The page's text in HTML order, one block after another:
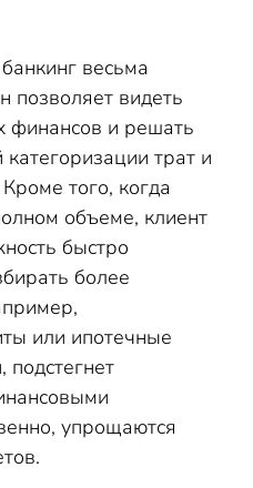
весьма
позволяет видеть
финансов и решать
трат и
того, когда
объеме, клиент
быстро
более
или ипотечные
подстегнет
упрощаются